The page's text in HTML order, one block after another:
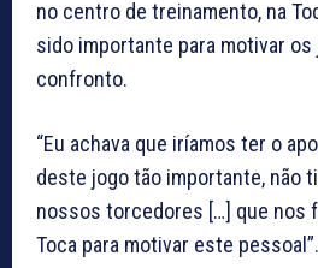
no centro de treinamento, na
sido importante para motivar
confronto.
“Eu achava que iríamos ter o
deste jogo tão importante, não
nossos torcedores […] que nos
Toca para motivar este pessoal”.